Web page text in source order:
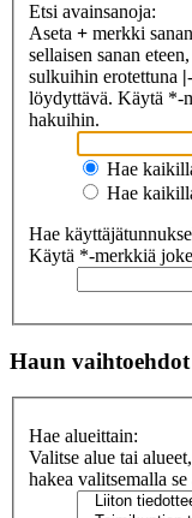
Etsi avainsanoja:
Aseta + merkki
sellaisen sanan
sulkuihin erotettuna |
löydyttävä. Käytä *-
hakuihin.
Hae
Hae
Hae
Käytä *-merkkiä
Haun vaihtoehdot
Hae alueittain:
Valitse alue tai
hakea valitsemalla